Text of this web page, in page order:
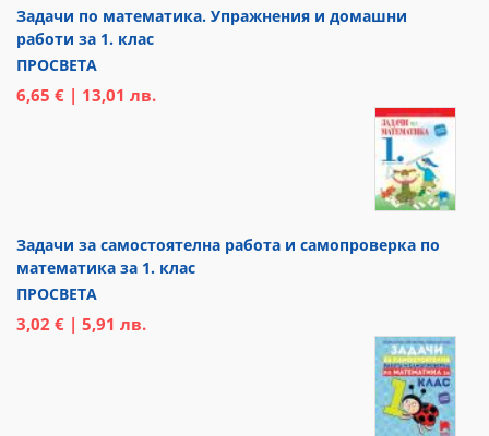
Задачи по математика. Упражнения и домашни
работи за 1. клас
ПРОСВЕТА
6,65 € | 13,01 лв.
Задачи за самостоятелна работа и самопроверка по
математика за 1. клас
ПРОСВЕТА
3,02 € | 5,91 лв.